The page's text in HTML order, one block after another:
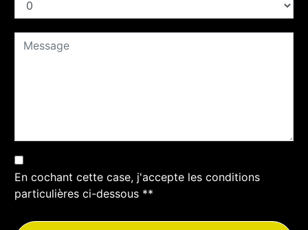
En cochant cette case, j'accepte les conditions
particulières ci-dessous **